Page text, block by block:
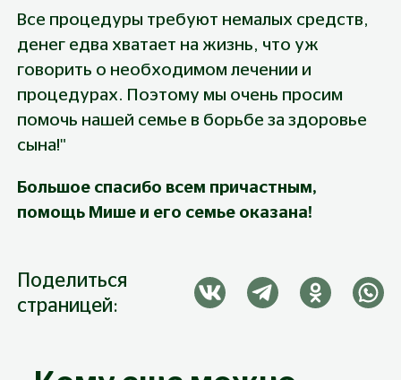
Все процедуры требуют немалых средств,
денег едва хватает на жизнь, что уж
говорить о необходимом лечении и
процедурах. Поэтому мы очень просим
помочь нашей семье в борьбе за здоровье
сына!"
Большое спасибо всем причастным,
помощь Мише и его семье оказана!
Поделиться
страницей: